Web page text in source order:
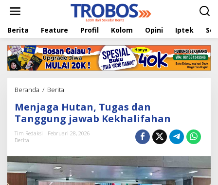
t
Berita Feature Profil Kolom Opini Iptek
Beranda / Berita
n
j
a
g
u
a
Menjaga Hutan, Tugas dan
Tanggung jawab Kekhalifahan
Tim Redaksi
Februari 28, 2026
Berita